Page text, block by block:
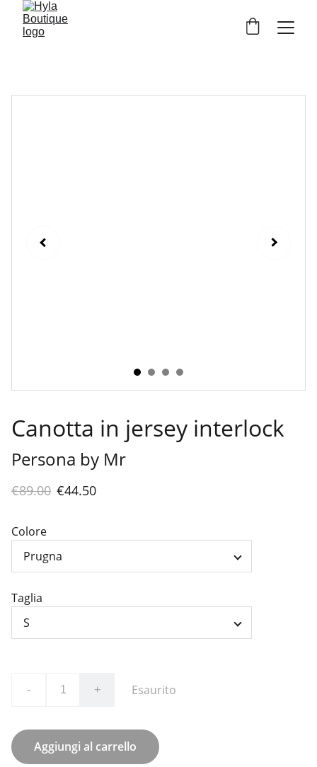
Canotta in jersey interlock
Persona by Mr
€89.00 €44.50
Colore
Taglia
- + Esaurito
Aggiungi al carrello